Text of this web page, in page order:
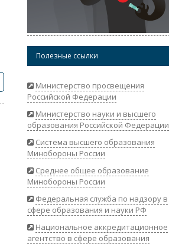
Полезные ссылки
Министерство просвещения
Российской Федерации
Министерство науки и высшего
образования Российской Федерации
Система высшего образования
Минобороны России
Среднее общее образование
Минобороны России
Федеральная служба по надзору в
сфере образования и науки РФ
Национальное аккредитационное
агентство в сфере образования